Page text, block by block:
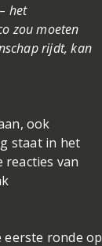
het
zou moeten
rijdt, kan
ook
staat in het
reacties van
eerste ronde op